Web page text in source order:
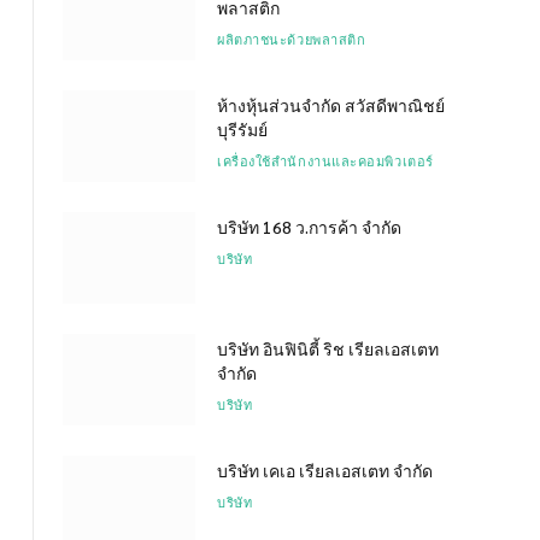
พลาสติก
ผลิตภาชนะด้วยพลาสติก
ห้างหุ้นส่วนจำกัด สวัสดีพาณิชย์
บุรีรัมย์
เครื่องใช้สำนักงานและคอมพิวเตอร์
บริษัท 168 ว.การค้า จำกัด
บริษัท
บริษัท อินฟินิตี้ ริช เรียลเอสเตท
จำกัด
บริษัท
บริษัท เคเอ เรียลเอสเตท จำกัด
บริษัท